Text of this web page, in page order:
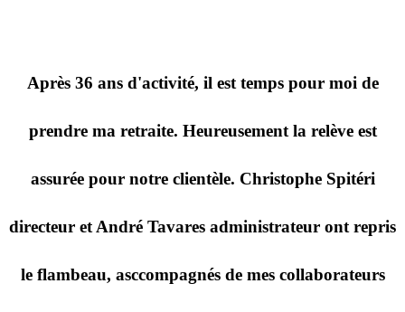
Après 36 ans d'activité, il est temps pour moi de
prendre ma retraite. Heureusement la relève est
assurée pour notre clientèle. Christophe Spitéri
directeur et André Tavares administrateur ont repris
le flambeau, asccompagnés de mes collaborateurs